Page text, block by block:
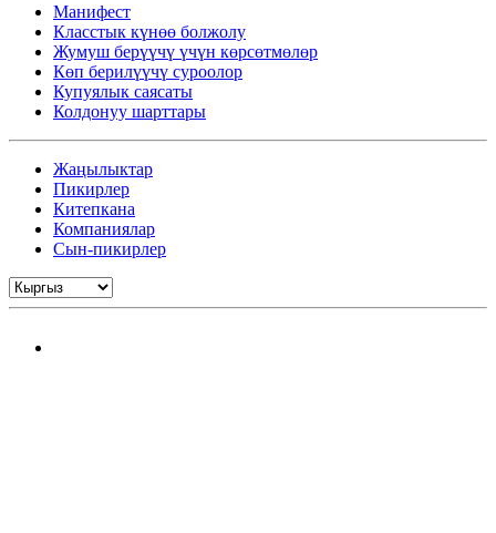
Манифест
Класстык күнөө болжолу
Жумуш берүүчү үчүн көрсөтмөлөр
Көп берилүүчү суроолор
Купуялык саясаты
Колдонуу шарттары
Жаңылыктар
Пикирлер
Китепкана
Компаниялар
Сын-пикирлер